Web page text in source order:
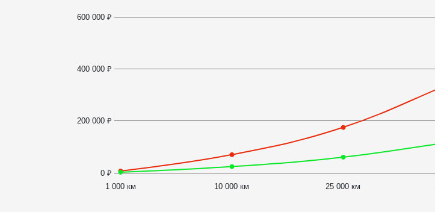
1 000 км 10 000 км 25 000 км
0 ₽
200 000 ₽
400 000 ₽
600 000 ₽